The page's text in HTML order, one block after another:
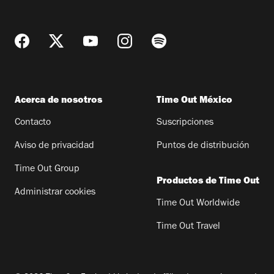
Acerca de nosotros
Contacto
Aviso de privacidad
Time Out Group
Administrar cookies
Time Out México
Suscripciones
Puntos de distribución
Productos de Time Out
Time Out Worldwide
Time Out Travel